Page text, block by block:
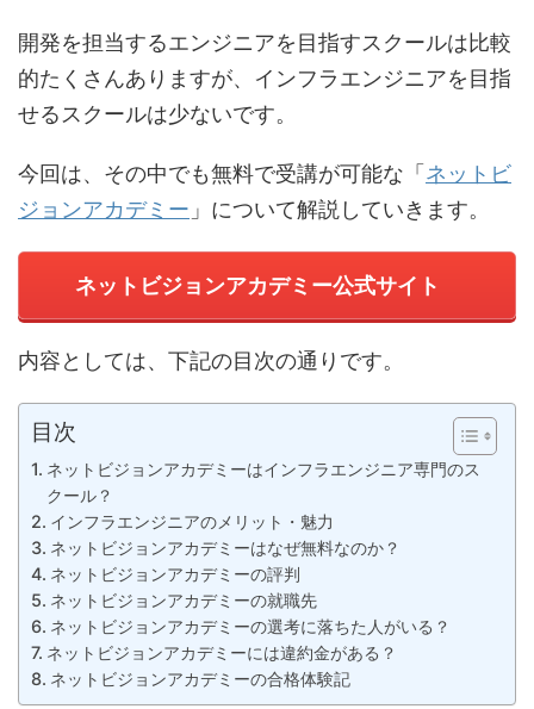
開発を担当するエンジニアを目指すスクールは比較
的たくさんありますが、インフラエンジニアを目指
せるスクールは少ないです。
今回は、その中でも無料で受講が可能な「 ネットビ
ジョンアカデミー 」について解説していきます。
ネットビジョンアカデミー公式サイト
内容としては、下記の目次の通りです。
目次
ネットビジョンアカデミーはインフラエンジニア専門のス
クール？
インフラエンジニアのメリット・魅力
ネットビジョンアカデミーはなぜ無料なのか？
ネットビジョンアカデミーの評判
ネットビジョンアカデミーの就職先
ネットビジョンアカデミーの選考に落ちた人がいる？
ネットビジョンアカデミーには違約金がある？
ネットビジョンアカデミーの合格体験記